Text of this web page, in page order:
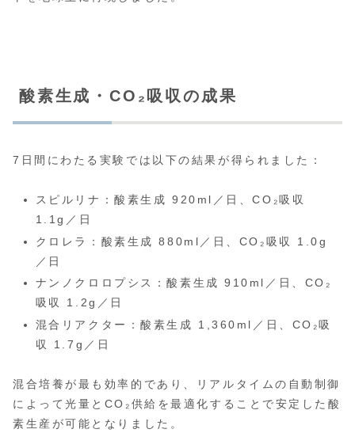
酸素生成・CO₂吸収の成果
7日間にわたる実験では以下の結果が得られました：
スピルリナ：酸素生成 920ml／日、CO₂吸収
1.1g／日
クロレラ：酸素生成 880ml／日、CO₂吸収 1.0g
／日
ナンノクロロプシス：酸素生成 910ml／日、CO₂
吸収 1.2g／日
混合リアクター：酸素生成 1,360ml／日、CO₂吸
収 1.7g／日
混合培養が最も効率的であり、リアルタイムの自動制御
によって光量とCO₂供給を最適化することで安定した酸
素生産が可能となりました。